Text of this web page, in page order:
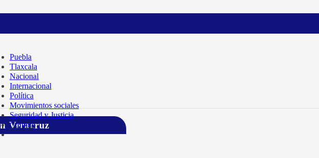
Puebla
Tlaxcala
Nacional
Internacional
Política
Movimientos sociales
Seguridad y Justicia
Cultura
Veracruz